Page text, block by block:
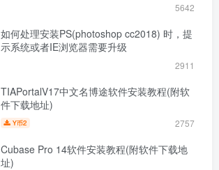
5642
如何处理安装PS(photoshop cc2018) 时，提
示系统或者IE浏览器需要升级
2911
TIAPortalV17中文名博途软件安装教程(附软
件下载地址)
Y币2 2757
Cubase Pro 14软件安装教程(附软件下载地
址)